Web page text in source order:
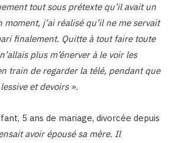
tout sous prétexte qu’il avait un
j’ai réalisé qu’il ne me servait
finalement. Quitte à tout faire toute
plus m’énerver à le voir les
train de regarder la télé, pendant que
et devoirs ».
5 ans de mariage, divorcée depuis
avoir épousé sa mère. Il